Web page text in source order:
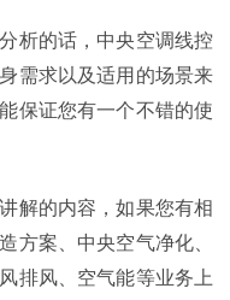
析的话，中央空调线控
需求以及适用的场景来
保证您有一个不错的使
解的内容，如果您有相
方案、中央空气净化、
排风、空气能等业务上